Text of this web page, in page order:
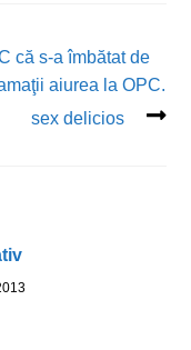
că s-a îmbătat de
aiurea la OPC.
sex delicios